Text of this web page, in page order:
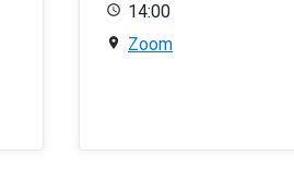
14:00
Zoom